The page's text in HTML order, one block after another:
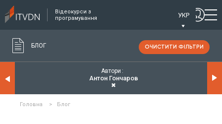
Відеокурси з
програмування
УКР
БЛОГ ОЧИСТИТИ ФІЛЬТРИ
Автори
Антон Гончаров
✖
Головна > Блог